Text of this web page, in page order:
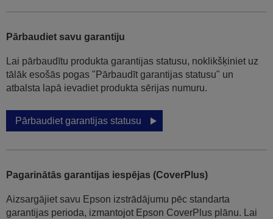
Pārbaudiet savu garantiju
Lai pārbaudītu produkta garantijas statusu, noklikšķiniet uz
tālāk esošās pogas "Pārbaudīt garantijas statusu" un
atbalsta lapā ievadiet produkta sērijas numuru.
Pārbaudiet garantijas statusu
Pagarinātās garantijas iespējas (CoverPlus)
Aizsargājiet savu Epson izstrādājumu pēc standarta
garantijas perioda, izmantojot Epson CoverPlus plānu. Lai